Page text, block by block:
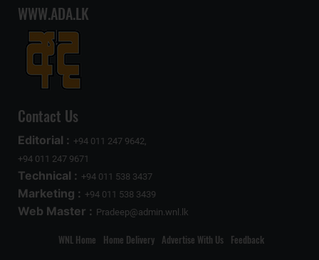
WWW.ADA.LK
Contact Us
Editorial : +94 011 247 9642,
+94 011 247 9671
Technical : +94 011 538 3437
Marketing : +94 011 538 3439
Web Master : Pradeep@admin.wnl.lk
WNL Home Home Delivery Advertise With Us Feedback